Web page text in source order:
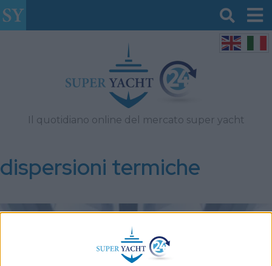
Il quotidiano online del mercato super yacht
dispersioni termiche